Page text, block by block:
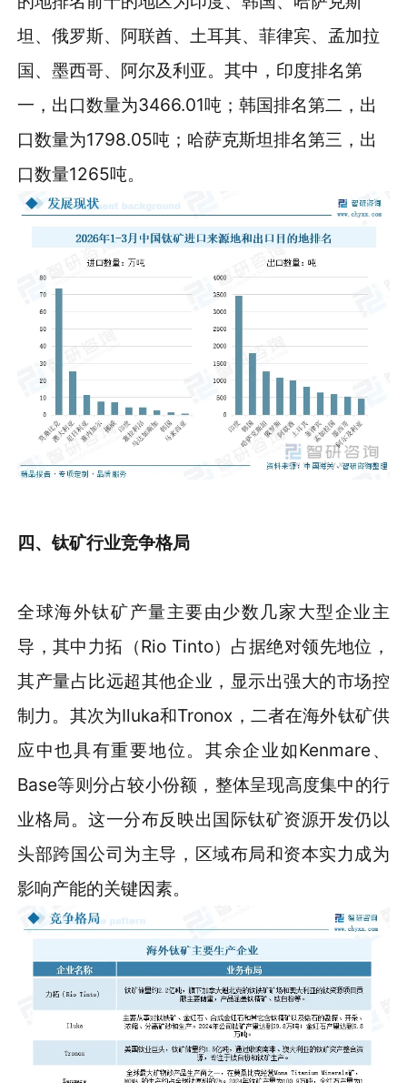
坦、俄罗斯、阿联酋、土耳其、菲律宾、孟加拉
国、墨西哥、阿尔及利亚。其中，印度排名第
一，出口数量为3466.01吨；韩国排名第二，出
口数量为1798.05吨；哈萨克斯坦排名第三，出
口数量1265吨。
四、钛矿行业竞争格局
全球海外钛矿产量主要由少数几家大型企业主
导，其中力拓（Rio Tinto）占据绝对领先地位，
其产量占比远超其他企业，显示出强大的市场控
制力。其次为Iluka和Tronox，二者在海外钛矿供
应中也具有重要地位。其余企业如Kenmare、
Base等则分占较小份额，整体呈现高度集中的行
业格局。这一分布反映出国际钛矿资源开发仍以
头部跨国公司为主导，区域布局和资本实力成为
影响产能的关键因素。